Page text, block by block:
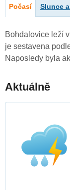
Počasí Slunce
Bohdalovice leží
je sestavena
Naposledy byla
Aktuálně